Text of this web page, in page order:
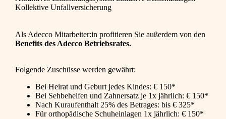
Kollektive Unfallversicherung
Als Adecco Mitarbeiter:in profitieren Sie außerdem von den
Benefits des Adecco Betriebsrates.
Folgende Zuschüsse werden gewährt:
Bei Heirat und Geburt jedes Kindes: € 150*
Bei Sehbehelfen und Zahnersatz je 1x jährlich: € 150*
Nach Kuraufenthalt 25% des Betrages: bis € 325*
Für orthopädische Schuheinlagen 1x jährlich: € 150*